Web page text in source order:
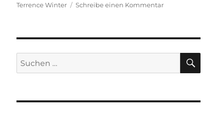
Terrence Winter
Schreibe einen Kommentarzu
Suchen
nach: